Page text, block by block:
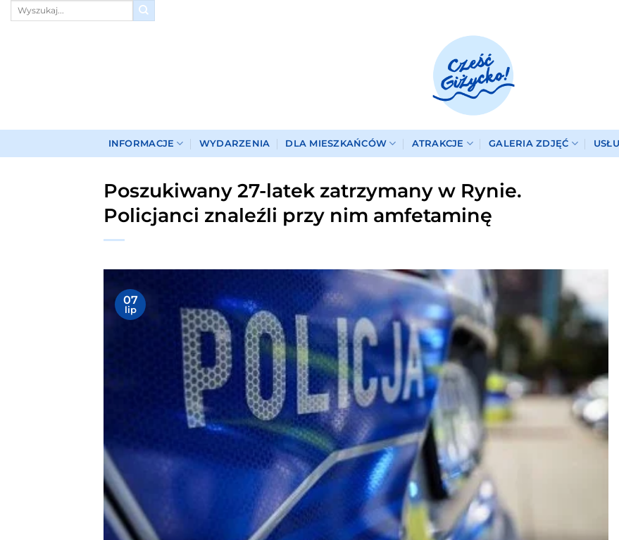
Przewiń
INFORMACJE WYDARZENIA DLA MIESZKAŃCÓW ATRAKCJE GALERIA ZDJĘĆ
Poszukiwany 27-latek zatrzymany w Rynie.
Policjanci znaleźli przy nim amfetaminę
07
lip